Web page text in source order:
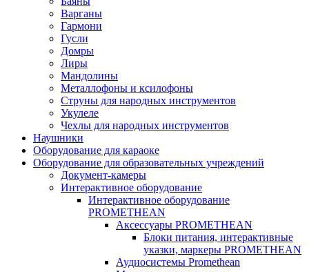
Варганы
Гармони
Гусли
Домры
Лиры
Мандолины
Металлофоны и ксилофоны
Струны для народных инструментов
Укулеле
Чехлы для народных инструментов
Наушники
Оборудование для караоке
Оборудование для образовательных учреждений
Документ-камеры
Интерактивное оборудование
Интерактивное оборудование
PROMETHEAN
Аксессуары PROMETHEAN
Блоки питания, интерактивные
указки, маркеры PROMETHEAN
Аудиосистемы Promethean